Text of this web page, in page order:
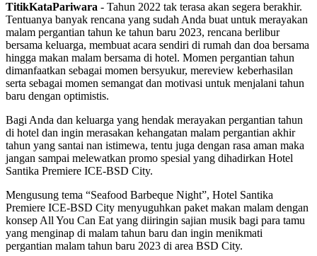
TitikKataPariwara - Tahun 2022 tak terasa akan segera berakhir.
Tentuanya banyak rencana yang sudah Anda buat untuk merayakan
malam pergantian tahun ke tahun baru 2023, rencana berlibur
bersama keluarga, membuat acara sendiri di rumah dan doa bersama
hingga makan malam bersama di hotel. Momen pergantian tahun
dimanfaatkan sebagai momen bersyukur, mereview keberhasilan
serta sebagai momen semangat dan motivasi untuk menjalani tahun
baru dengan optimistis.
Bagi Anda dan keluarga yang hendak merayakan pergantian tahun
di hotel dan ingin merasakan kehangatan malam pergantian akhir
tahun yang santai nan istimewa, tentu juga dengan rasa aman maka
jangan sampai melewatkan promo spesial yang dihadirkan Hotel
Santika Premiere ICE-BSD City.
Mengusung tema “Seafood Barbeque Night”, Hotel Santika
Premiere ICE-BSD City menyuguhkan paket makan malam dengan
konsep All You Can Eat yang diiringin sajian musik bagi para tamu
yang menginap di malam tahun baru dan ingin menikmati
pergantian malam tahun baru 2023 di area BSD City.